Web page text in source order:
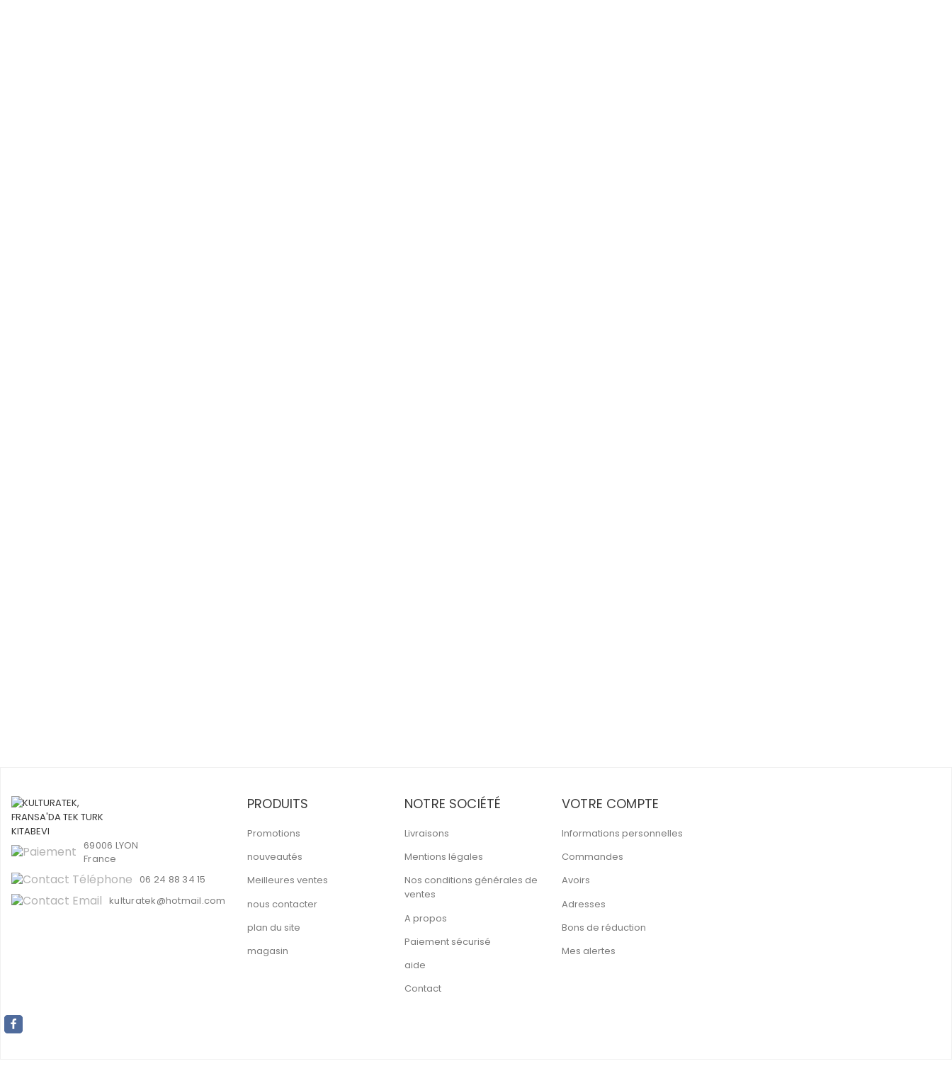
69006 LYON
France
06 24 88 34 15
kulturatek@hotmail.com
PRODUITS
Promotions
nouveautés
Meilleures ventes
nous contacter
plan du site
magasin
NOTRE SOCIÉTÉ
Livraisons
Mentions légales
Nos conditions générales de
ventes
A propos
Paiement sécurisé
aide
Contact
VOTRE COMPTE
Informations personnelles
Commandes
Avoirs
Adresses
Bons de réduction
Mes alertes